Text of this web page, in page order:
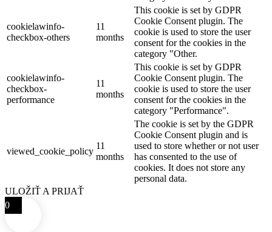
cookielawinfo-
checkbox-others
11
months
This cookie is set by GDPR
Cookie Consent plugin. The
cookie is used to store the user
consent for the cookies in the
category "Other.
cookielawinfo-
checkbox-
performance
11
months
This cookie is set by GDPR
Cookie Consent plugin. The
cookie is used to store the user
consent for the cookies in the
category "Performance".
viewed_cookie_policy
11
months
The cookie is set by the GDPR
Cookie Consent plugin and is
used to store whether or not user
has consented to the use of
cookies. It does not store any
personal data.
ULOŽIŤ A PRIJAŤ
0